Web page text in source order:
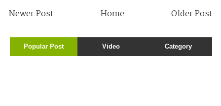
Newer Post Older Post
Home
Popular Post Video Category